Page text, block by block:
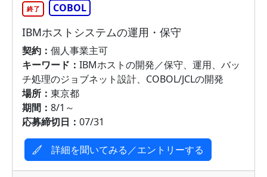
終了 COBOL
IBMホストシステムの運用・保守
契約： 個人事業主可
キーワード： IBMホストの開発／保守、運用、バッ
チ処理のジョブネット設計、COBOL/JCLの開発
場所： 東京都
期間： 8/1～
応募締切日： 07/31
詳細を聞いてみる／エントリーする